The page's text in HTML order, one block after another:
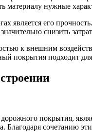
материалу нужные
является его
снизить
к внешним
покрытия подходит
покрытия,
Благодаря сочетанию